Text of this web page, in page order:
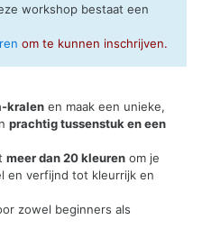
workshop bestaat een
om te kunnen inschrijven.
kralen en maak een unieke,
prachtig tussenstuk en een
meer dan 20 kleuren om je
en verfijnd tot kleurrijk en
zowel beginners als